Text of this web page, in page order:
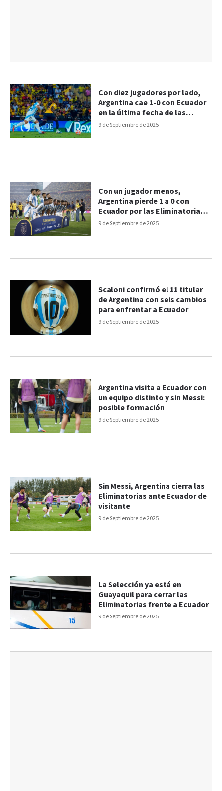
9 de Septiembre de 2025
Con diez jugadores por lado,
Argentina cae 1-0 con Ecuador
en la última fecha de las
Eliminatorias
9 de Septiembre de 2025
Con un jugador menos,
Argentina pierde 1 a 0 con
Ecuador por las Eliminatorias
Sudamericanas
9 de Septiembre de 2025
Scaloni confirmó el 11 titular
de Argentina con seis cambios
para enfrentar a Ecuador
9 de Septiembre de 2025
Argentina visita a Ecuador con
un equipo distinto y sin Messi:
posible formación
9 de Septiembre de 2025
Sin Messi, Argentina cierra las
Eliminatorias ante Ecuador de
visitante
9 de Septiembre de 2025
La Selección ya está en
Guayaquil para cerrar las
Eliminatorias frente a Ecuador